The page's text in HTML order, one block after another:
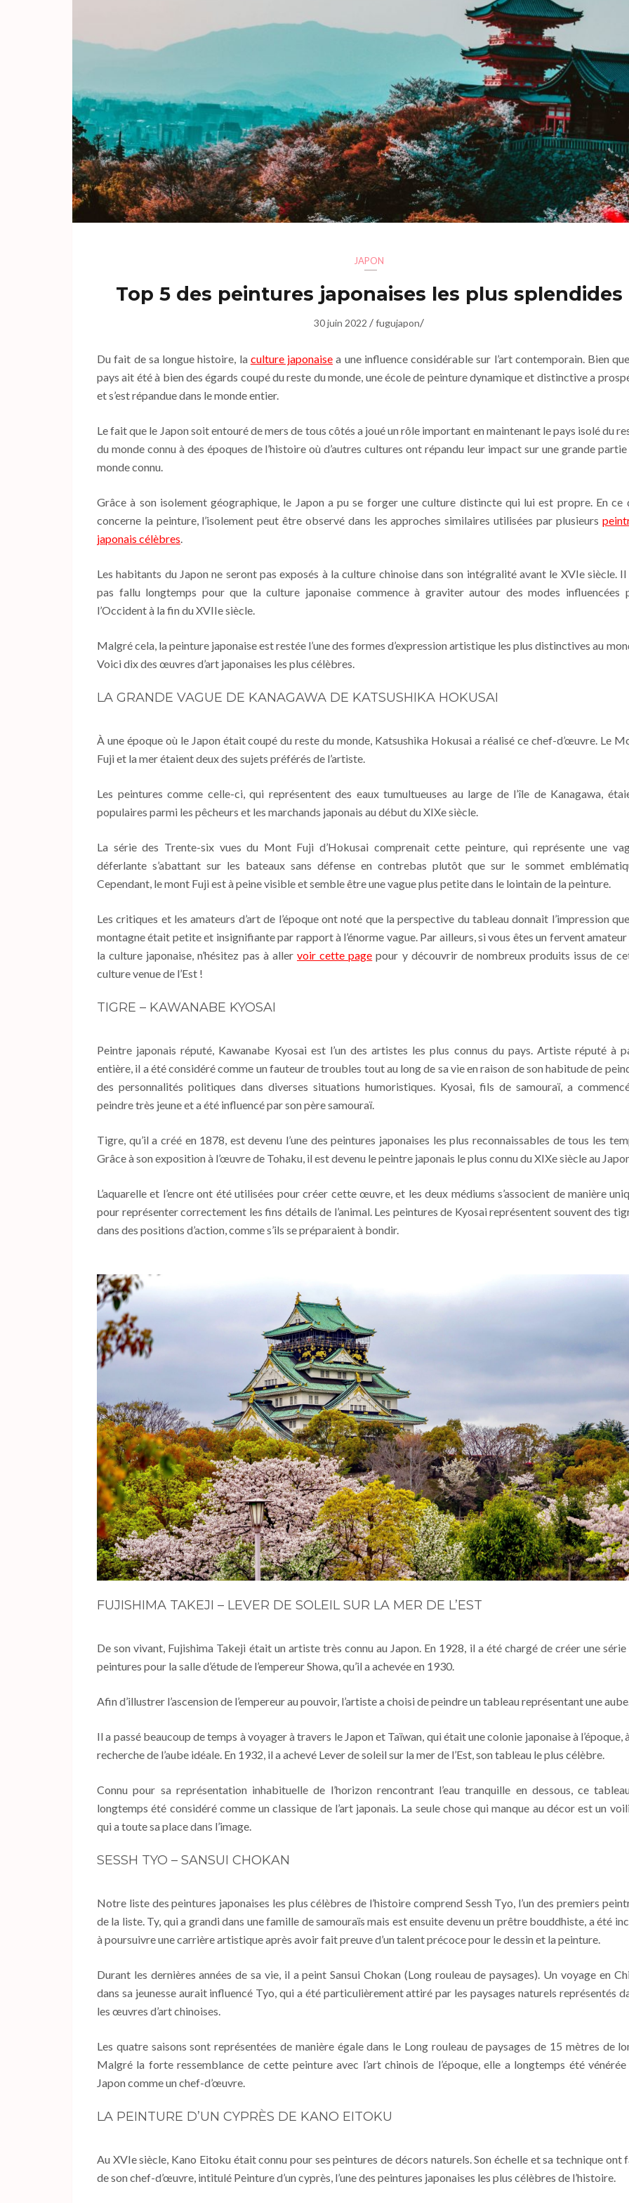
JAPON
Top 5 des peintures japonaises les plus splendides
30 juin 2022 /fugujapon/
Du fait de sa longue histoire, la culture japonaise a une influence considérable sur l’art contemporain. Bien
pays ait été à bien des égards coupé du reste du monde, une école de peinture dynamique et distinctive a
et s’est répandue dans le monde entier.
Le fait que le Japon soit entouré de mers de tous côtés a joué un rôle important en maintenant le pays isolé du
du monde connu à des époques de l’histoire où d’autres cultures ont répandu leur impact sur une grande partie
monde connu.
Grâce à son isolement géographique, le Japon a pu se forger une culture distincte qui lui est propre. En ce
concerne la peinture, l’isolement peut être observé dans les approches similaires utilisées par plusieurs
japonais célèbres
Les habitants du Japon ne seront pas exposés à la culture chinoise dans son intégralité avant le XVIe siècle. Il
pas fallu longtemps pour que la culture japonaise commence à graviter autour des modes influencées
l’Occident à la fin du XVIIe siècle.
Malgré cela, la peinture japonaise est restée l’une des formes d’expression artistique les plus distinctives au
Voici dix des œuvres d’art japonaises les plus célèbres.
LA GRANDE VAGUE DE KANAGAWA DE KATSUSHIKA HOKUSAI
À une époque où le Japon était coupé du reste du monde, Katsushika Hokusai a réalisé ce chef-d’œuvre. Le
Fuji et la mer étaient deux des sujets préférés de l’artiste.
Les peintures comme celle-ci, qui représentent des eaux tumultueuses au large de l’île de Kanagawa,
populaires parmi les pêcheurs et les marchands japonais au début du XIXe siècle.
La série des Trente-six vues du Mont Fuji d’Hokusai comprenait cette peinture, qui représente une
déferlante s’abattant sur les bateaux sans défense en contrebas plutôt que sur le sommet
Cependant, le mont Fuji est à peine visible et semble être une vague plus petite dans le lointain de la peinture.
Les critiques et les amateurs d’art de l’époque ont noté que la perspective du tableau donnait l’impression
montagne était petite et insignifiante par rapport à l’énorme vague. Par ailleurs, si vous êtes un fervent amateur
la culture japonaise, n’hésitez pas à aller voir cette page pour y découvrir de nombreux produits issus de
culture venue de l’Est !
TIGRE – KAWANABE KYOSAI
Peintre japonais réputé, Kawanabe Kyosai est l’un des artistes les plus connus du pays. Artiste réputé à
entière, il a été considéré comme un fauteur de troubles tout au long de sa vie en raison de son habitude de
des personnalités politiques dans diverses situations humoristiques. Kyosai, fils de samouraï, a
peindre très jeune et a été influencé par son père samouraï.
Tigre, qu’il a créé en 1878, est devenu l’une des peintures japonaises les plus reconnaissables de tous les
Grâce à son exposition à l’œuvre de Tohaku, il est devenu le peintre japonais le plus connu du XIXe siècle au
L’aquarelle et l’encre ont été utilisées pour créer cette œuvre, et les deux médiums s’associent de manière
pour représenter correctement les fins détails de l’animal. Les peintures de Kyosai représentent souvent des
dans des positions d’action, comme s’ils se préparaient à bondir.
FUJISHIMA TAKEJI – LEVER DE SOLEIL SUR LA MER DE L’EST
De son vivant, Fujishima Takeji était un artiste très connu au Japon. En 1928, il a été chargé de créer une série
peintures pour la salle d’étude de l’empereur Showa, qu’il a achevée en 1930.
Afin d’illustrer l’ascension de l’empereur au pouvoir, l’artiste a choisi de peindre un tableau représentant une
Il a passé beaucoup de temps à voyager à travers le Japon et Taïwan, qui était une colonie japonaise à l’époque,
recherche de l’aube idéale. En 1932, il a achevé Lever de soleil sur la mer de l’Est, son tableau le plus célèbre.
Connu pour sa représentation inhabituelle de l’horizon rencontrant l’eau tranquille en dessous, ce
longtemps été considéré comme un classique de l’art japonais. La seule chose qui manque au décor est un
qui a toute sa place dans l’image.
SESSH TYO – SANSUI CHOKAN
Notre liste des peintures japonaises les plus célèbres de l’histoire comprend Sessh Tyo, l’un des premiers
de la liste. Ty, qui a grandi dans une famille de samouraïs mais est ensuite devenu un prêtre bouddhiste, a été
à poursuivre une carrière artistique après avoir fait preuve d’un talent précoce pour le dessin et la peinture.
Durant les dernières années de sa vie, il a peint Sansui Chokan (Long rouleau de paysages). Un voyage en
dans sa jeunesse aurait influencé Tyo, qui a été particulièrement attiré par les paysages naturels représentés
les œuvres d’art chinoises.
Les quatre saisons sont représentées de manière égale dans le Long rouleau de paysages de 15 mètres de
Malgré la forte ressemblance de cette peinture avec l’art chinois de l’époque, elle a longtemps été vénérée
Japon comme un chef-d’œuvre.
LA PEINTURE D’UN CYPRÈS DE KANO EITOKU
Au XVIe siècle, Kano Eitoku était connu pour ses peintures de décors naturels. Son échelle et sa technique ont
de son chef-d’œuvre, intitulé Peinture d’un cyprès, l’une des peintures japonaises les plus célèbres de l’histoire.